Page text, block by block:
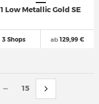
1 Low Metallic Gold SE
3 Shops ab129,99 €
... 15